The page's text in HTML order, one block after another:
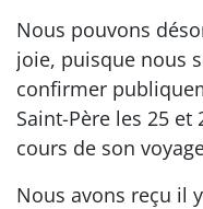
Nous pouvons
joie, puisque nous
confirmer
Saint-Père les 25
cours de son
Nous avons reçu il